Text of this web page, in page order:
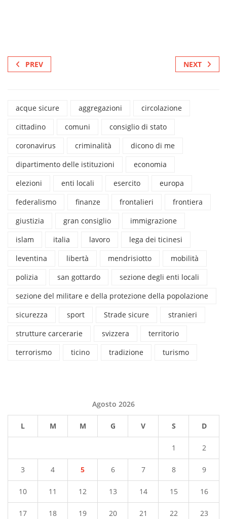
PREV NEXT
acque sicure aggregazioni
circolazione
cittadino
comuni
consiglio di stato
coronavirus
criminalità
dicono di me
dipartimento delle istituzioni
economia
elezioni
enti locali esercito
europa
federalismo
finanze frontalieri
frontiera
giustizia
gran consiglio
immigrazione
islam
italia lavoro
lega dei ticinesi
leventina
libertà mendrisiotto
mobilità
polizia
san gottardo
sezione degli enti locali
sezione del militare e della protezione della popolazione
sicurezza
sport Strade sicure
stranieri
strutture carcerarie
svizzera
territorio
terrorismo
ticino tradizione turismo
Agosto 2026
L M M G V S D
1 2
3 4 5 6 7 8 9
10 11 12 13 14 15 16
17 18 19 20 21 22 23